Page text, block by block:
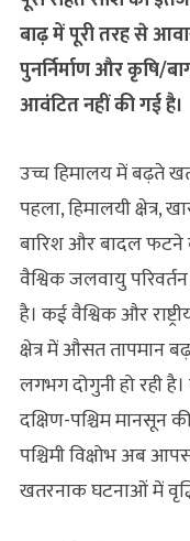
बाढ़ में पूरी तरह से
पुनर्निर्माण और कृषि/
आवंटित नहीं की गई है।
उच्च हिमालय में बढ़ते
पहला, हिमालयी क्षेत्र,
बारिश और बादल फटने
वैश्विक जलवायु
है। कई वैश्विक और
क्षेत्र में औसत तापमान
लगभग दोगुनी हो रही
दक्षिण-पश्चिम
पश्चिमी विक्षोभ अब
खतरनाक घटनाओं में